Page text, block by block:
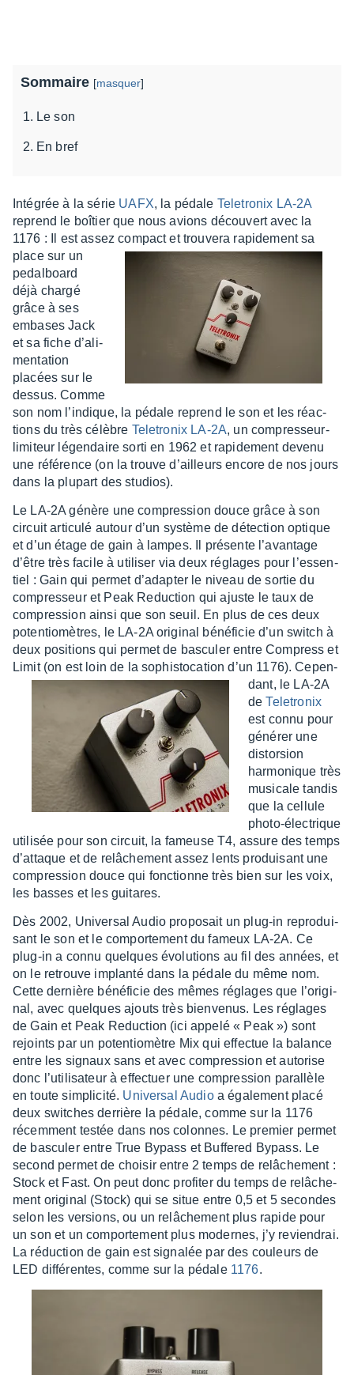
Sommaire [masquer]
Le son
En bref
Inté­grée à la série UAFX, la pédale Tele­tro­nix LA-2A
reprend le boîtier que nous avions décou­vert avec la
1176 : Il est assez compact ettrou­vera rapi­de­ment sa
place sur un
pedal­board
déjà chargé
grâce à ses
embases Jack
et sa fiche d’ali­
men­ta­tion
placées sur le
dessus. Comme
son nom l’in­dique, la pédale reprend le son et les réac­
tions du très célèbre Tele­tro­nix LA-2A, un compres­seur-
limi­teur légen­daire sorti en 1962 et rapi­de­ment devenu
une réfé­rence (on la trouve d’ailleurs encore de nos jours
dans la plupart des studios).
Le LA-2A génère une compres­sion douce grâce à son
circuit arti­culé autour d’un système de détec­tion optique
et d’un étage de gain à lampes. Il présente l’avan­tage
d’être très facile à utili­ser via deux réglages pour l’es­sen­
tiel : Gain qui permet d’adap­ter le niveau de sortie du
compres­seur et Peak Reduc­tion qui ajuste le taux de
compres­sion ainsi que son seuil. En plus de ces deux
poten­tio­mètres, le LA-2A origi­nal béné­fi­cie d’un switch à
deux posi­tions qui permet de bascu­ler entre Compress et
Limit (on est loin de la sophis­to­ca­tion d’un 1176).Cepen­
dant, le LA-2A
deTele­tro­nix
est connu pour
géné­rer une
distor­sion
harmo­nique très
musi­cale tandis
que la cellule
photo-élec­trique
utili­sée pour son circuit, la fameuse T4, assure des temps
d’at­taque et de relâ­che­ment assez lents produi­sant une
compres­sion douce qui fonc­tionne très bien sur les voix,
les basses et les guitares.
Dès 2002, Univer­sal Audio propo­sait un plug-in repro­dui­
sant le son et le compor­te­ment du fameux LA-2A. Ce
plug-in a connu quelques évolu­tions au fil des années, et
on le retrouve implanté dans la pédale du même nom.
Cette dernière béné­fi­cie des mêmes réglages que l’ori­gi­
nal, avec quelques ajouts très bien­ve­nus. Les réglages
de Gain et Peak Reduc­tion (ici appelé « Peak ») sont
rejoints par un poten­tio­mètre Mix qui effec­tue la balance
entre les signaux sans et avec compres­sion et auto­rise
donc l’uti­li­sa­teur à effec­tuer une compres­sion paral­lèle
en toute simpli­cité. Univer­sal Audioa égale­ment placé
deux switches derrière la pédale, comme sur la 1176
récem­ment testée dans nos colonnes. Le premier permet
de bascu­ler entre True Bypass et Buffe­red Bypass. Le
second permet de choi­sir entre 2 temps de relâ­che­ment :
Stock et Fast. On peut donc profi­ter du temps de relâ­che­
ment origi­nal (Stock) qui se situe entre 0,5 et 5 secondes
selon les versions, ou un relâ­che­ment plus rapide pour
un son et un compor­te­ment plus modernes, j’y revien­drai.
La réduc­tion de gain est signa­lée par des couleurs de
LED diffé­rentes, comme sur la pédale 1176.